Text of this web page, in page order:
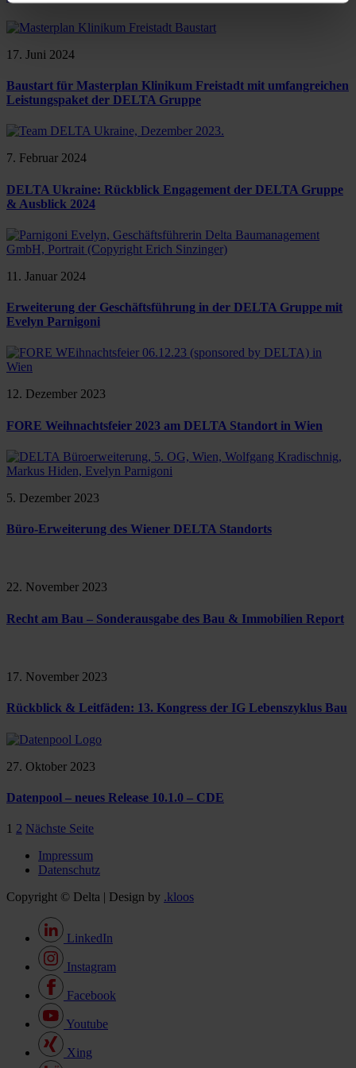
17. Juni 2024
Baustart für Masterplan Klinikum Freistadt mit umfangreichen
Leistungspaket der DELTA Gruppe
7. Februar 2024
DELTA Ukraine: Rückblick Engagement der DELTA Gruppe
& Ausblick 2024
11. Januar 2024
Erweiterung der Geschäftsführung in der DELTA Gruppe mit
Evelyn Parnigoni
12. Dezember 2023
FORE Weihnachtsfeier 2023 am DELTA Standort in Wien
5. Dezember 2023
Büro-Erweiterung des Wiener DELTA Standorts
22. November 2023
Recht am Bau – Sonderausgabe des Bau & Immobilien Report
17. November 2023
Rückblick & Leitfäden: 13. Kongress der IG Lebenszyklus Bau
27. Oktober 2023
Datenpool – neues Release 10.1.0 – CDE
1 2 Nächste Seite
Impressum
Datenschutz
Copyright © Delta | Design by .kloos
LinkedIn
Instagram
Facebook
Youtube
Xing